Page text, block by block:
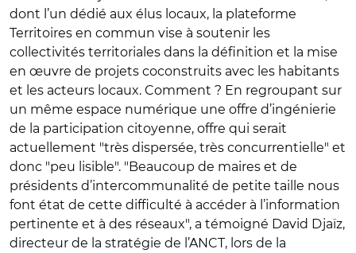
dont l’un dédié aux élus locaux, la plateforme
Territoires en commun vise à soutenir les
collectivités territoriales dans la définition et la mise
en œuvre de projets coconstruits avec les habitants
et les acteurs locaux. Comment ? En regroupant sur
un même espace numérique une offre d’ingénierie
de la participation citoyenne, offre qui serait
actuellement "très dispersée, très concurrentielle" et
donc "peu lisible". "Beaucoup de maires et de
présidents d’intercommunalité de petite taille nous
font état de cette difficulté à accéder à l’information
pertinente et à des réseaux", a témoigné David Djaïz,
directeur de la stratégie de l’ANCT, lors de la